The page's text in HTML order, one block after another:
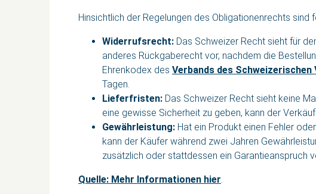
Hinsichtlich der Regelungen des Obligationenrechts sind
Widerrufsrecht: Das Schweizer Recht sieht für
anderes Rückgaberecht vor, nachdem die
Ehrenkodex des Verbands des Schweizerischen
Tagen.
Lieferfristen: Das Schweizer Recht sieht keine
eine gewisse Sicherheit zu geben, kann der
Gewährleistung: Hat ein Produkt einen Fehler
kann der Käufer während zwei Jahren
zusätzlich oder stattdessen ein Garantieanspruch
Quelle: Mehr Informationen hier.